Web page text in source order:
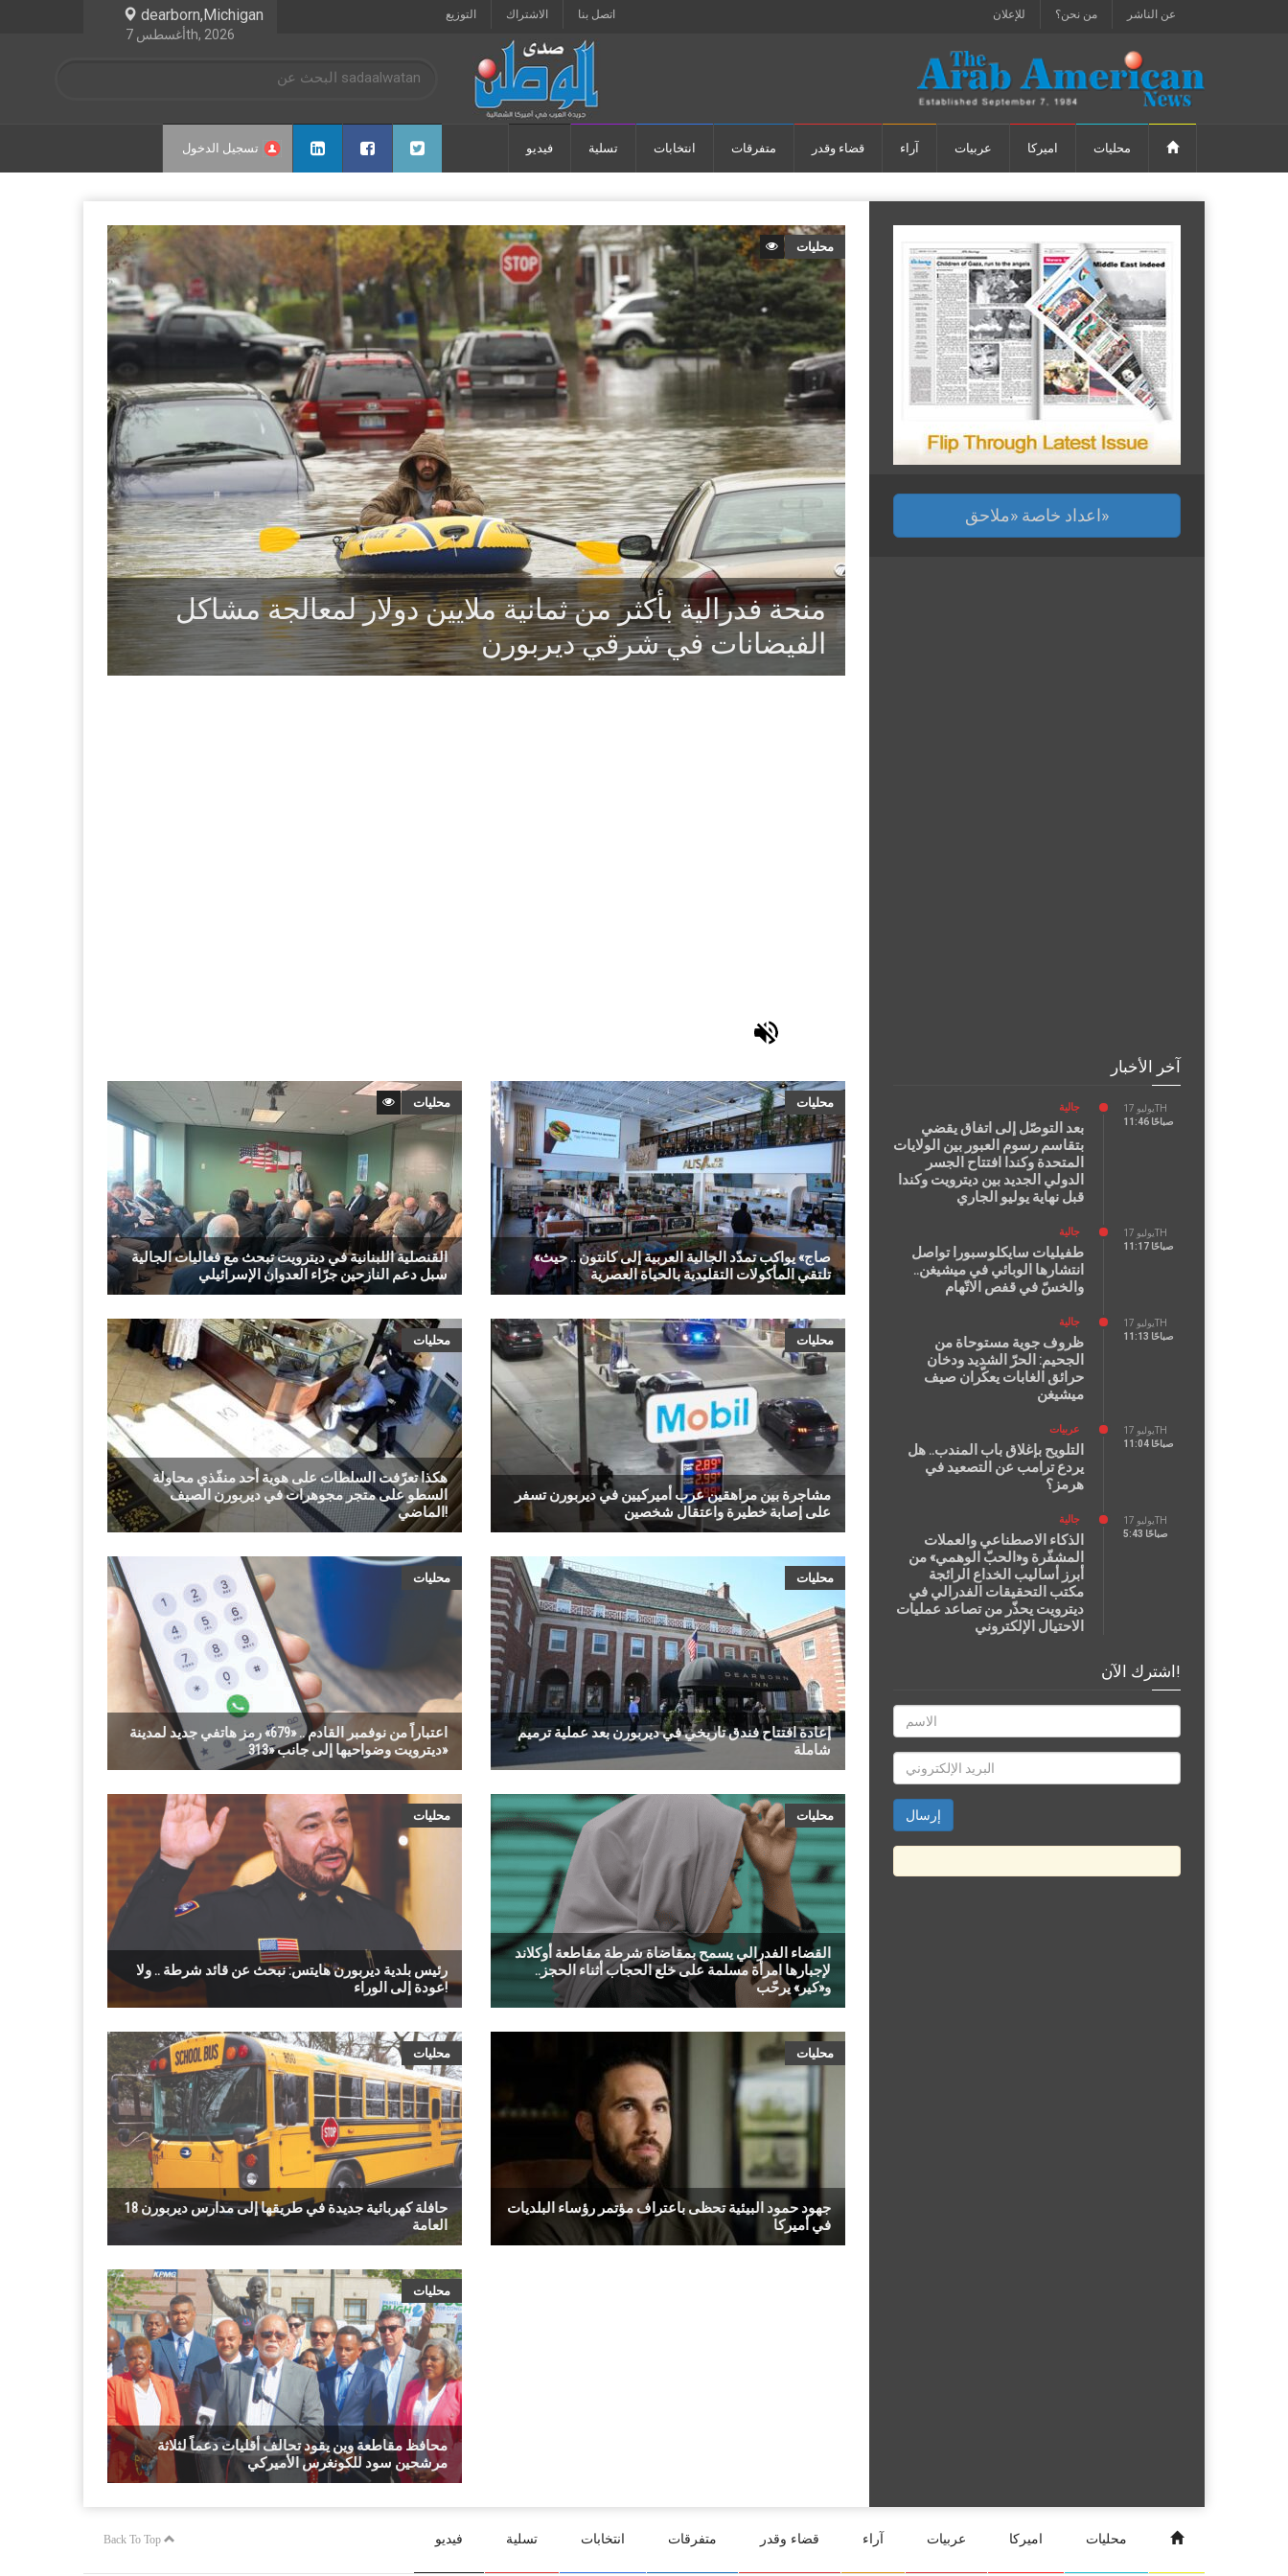
dearborn,Michigan
أغسطس 7th, 2026
اتصل بنا الاشتراك التوزيع عن الناشر من نحن؟ للإعلان
تسجيل الدخول محليات اميركا عربيات آراء قضاء وقدر متفرقات انتخابات تسلية فيديو
منحة فدرالية بأكثر من ثمانية ملايين دولار لمعالجة مشاكل
الفيضانات في شرقي ديربورن
محليات
‬سبل‭ ‬دعم‭ ‬النازحين‭ ‬جرّاء‭ ‬العدوان‭ ‬الإسرائيلي
محليات
«صاج» يواكب تمدّد الجالية العربية إلى كانتون .. حيث
تلتقي المأكولات التقليدية بالحياة العصرية
محليات
هكذا تعرّفت السلطات على هوية أحد منفّذي محاولة
السطو على متجر مجوهرات في ديربورن الصيف
الماضي!
محليات
مشاجرة بين مراهقين عرب أميركيين في ديربورن تسفر
على إصابة خطيرة واعتقال شخصين
محليات
اعتباراً من نوفمبر القادم .. «679» رمز هاتفي جديد لمدينة
ديترويت وضواحيها إلى جانب «313»
محليات
إعادة افتتاح فندق تاريخي في ديربورن بعد عملية ترميم
شاملة
محليات
رئيس بلدية ديربورن هايتس: نبحث عن قائد شرطة .. ولا
عودة إلى الوراء!
محليات
القضاء الفدرالي يسمح بمقاضاة شرطة مقاطعة أوكلاند
لإجبارها امرأة مسلمة على خلع الحجاب أثناء الحجز..
و«كير» يرحّب
محليات
18 حافلة كهربائية جديدة في طريقها إلى مدارس ديربورن
العامة
محليات
جهود حمود البيئية تحظى باعتراف مؤتمر رؤساء البلديات
في أميركا
محليات
محافظ مقاطعة وين يقود تحالف أقليات دعماً لثلاثة
مرشحين سود للكونغرس الأميركي
محليات
اعداد خاصة «ملاحق»
آخر الأخبار
يوليو 17TH
11:46 صباحًا
جالية
بعد التوصّل إلى اتفاق يقضي
بتقاسم رسوم العبور بين الولايات
المتحدة وكندا افتتاح الجسر
الدولي الجديد بين ديترويت وكندا
قبل نهاية يوليو الجاري
يوليو 17TH
11:17 صباحًا
جالية
طفيليات سايكلوسبورا تواصل
انتشارها الوبائي في ميشيغن..
والخسّ في قفص الاتّهام
يوليو 17TH
11:13 صباحًا
جالية
ظروف جوية مستوحاة من
الجحيم: الحرّ الشديد ودخان
حرائق الغابات يعكّران صيف
ميشيغن
يوليو 17TH
11:04 صباحًا
عربيات
التلويح بإغلاق باب المندب.. هل
يردع ترامب عن التصعيد في
هرمز؟
يوليو 17TH
5:43 صباحًا
جالية
الذكاء الاصطناعي والعملات
المشفّرة و«الحبّ الوهمي» من
أبرز أساليب الخداع الرائجة
مكتب التحقيقات الفدرالي في
ديترويت يحذّر من تصاعد عمليات
الاحتيال الإلكتروني
اشترك الآن!
محليات اميركا عربيات آراء قضاء وقدر متفرقات انتخابات تسلية فيديو Back To Top